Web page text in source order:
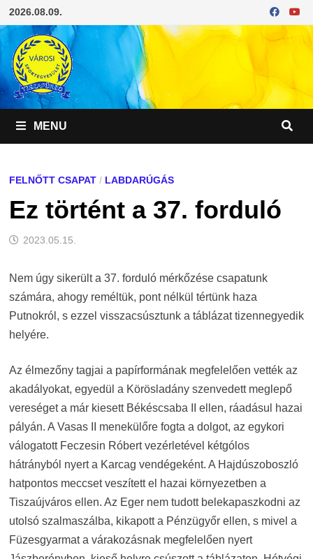
Skip
to
content
2026.08.09.
MENU
FELNŐTT CSAPAT/ LABDARÚGÁS
Ez történt a 37. forduló
2023.05.15.
Nem úgy sikerült a 37. forduló mérkőzése csapatunk
számára, ahogy reméltük, pont nélkül tértünk haza
Putnokról, s ezzel visszacsúsztunk a táblázat tizennegyedik
helyére.
Az élmezőny tagjai a papírformának megfelelően vették az
akadályokat, egyedül a Körösladány szenvedett meglepő
vereséget a már kiesett Békéscsaba II ellen, ráadásul hazai
pályán. A Vasas II menekülőre fogta a dolgot, az egykori
válogatott Feczesin Róbert vezérletével kétgólos
hátrányból nyert a Karcag vendégeként. A Hajdúszoboszló
hatpontos meccset veszített el hazai környezetben a
Tiszaújváros ellen. Az Eger nem tudott belekapaszkodni az
utolsó szalmaszálba, kikapott a Pénzügyőr ellen, s mivel a
Füzesgyarmat a várakozásnak megfelelően nyert